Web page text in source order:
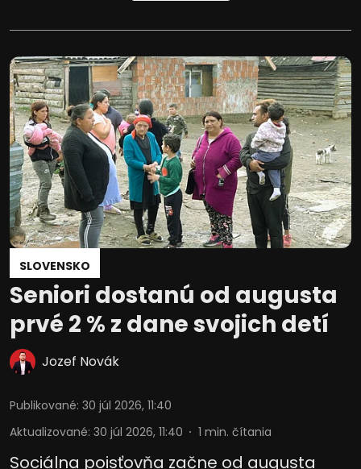
SLOVENSKO
Seniori dostanú od augusta
prvé 2 % z dane svojich detí
Jozef Novák
Publikované: 30 júl 2026, 11:40
Aktualizované: 30 júl 2026, 11:40 1 min. čítania
Sociálna poisťovňa začne od augusta